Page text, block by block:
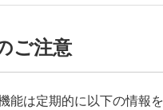
ご注意
能は定期的に以下の情報